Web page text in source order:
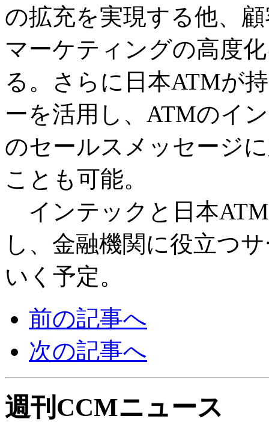
の拡充を実現する他、
マーケティングの高度
る。さらに日本ATMが
ーを活用し、ATMのイ
のセールスメッセージ
ことも可能。
インテックと日本
し、金融機関に役立つ
いく予定。
前の記事へ
次の記事へ
週刊CCMニュース